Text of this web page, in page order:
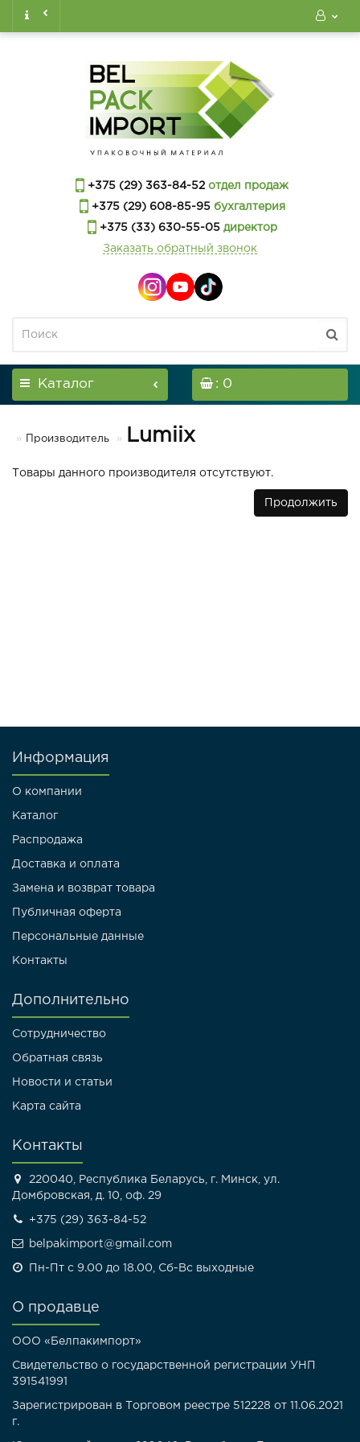
+375 (29) 363-84-52 отдел продаж
+375 (29) 608-85-95бухгалтерия
+375 (33) 630-55-05директор
Заказать обратный звонок
Каталог : 0
Производитель Lumiix
Товары данного производителя отсутствуют.
Продолжить
Информация
О компании
Каталог
Распродажа
Доставка и оплата
Замена и возврат товара
Публичная оферта
Персональные данные
Контакты
Дополнительно
Сотрудничество
Обратная связь
Новости и статьи
Карта сайта
Контакты
220040, Республика Беларусь, г. Минск, ул.
Домбровская, д. 10, оф. 29
+375 (29) 363-84-52
belpakimport@gmail.com
Пн-Пт с 9.00 до 18.00, Сб-Вс выходные
О продавце
ООО «Белпакимпорт»
Свидетельство о государственной регистрации УНП
391541991
Зарегистрирован в Торговом реестре 512228 от 11.06.2021
г.